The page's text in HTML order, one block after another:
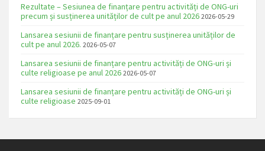
Rezultate – Sesiunea de finanțare pentru activități de ONG-uri
precum și susținerea unităților de cult pe anul 2026 2026-05-29
Lansarea sesiunii de finanțare pentru susținerea unităților de
cult pe anul 2026. 2026-05-07
Lansarea sesiunii de finanțare pentru activități de ONG-uri și
culte religioase pe anul 2026 2026-05-07
Lansarea sesiunii de finanțare pentru activități de ONG-uri și
culte religioase 2025-09-01